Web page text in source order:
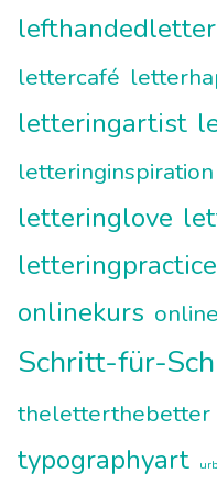
lettercafé
letteringartist
letteringinspiration
letteringlove
letteringpractice
onlinekurs
Schritt-für-
theletterthebetter
typographyart